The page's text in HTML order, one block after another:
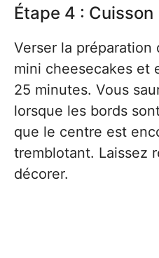
Étape 4 : Cuisson
Verser la préparation
mini cheesecakes et
25 minutes. Vous
lorsque les bords
que le centre est
tremblotant. Laissez
décorer.